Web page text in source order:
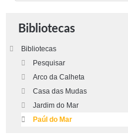
Bibliotecas
Bibliotecas
Pesquisar
Arco da Calheta
Casa das Mudas
Jardim do Mar
Paúl do Mar